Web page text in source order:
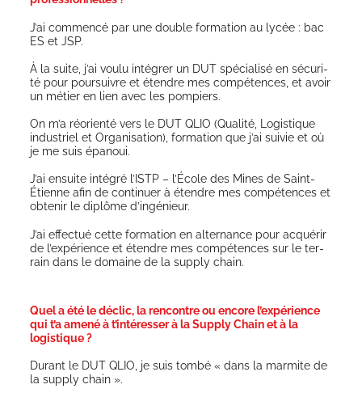
J’ai com­men­cé par une double for­ma­tion au lycée : bac
ES et JSP.
À la suite, j’ai vou­lu inté­grer un DUT spé­cia­li­sé en sécu­ri­
té pour pour­suivre et étendre mes com­pé­tences, et avoir
un métier en lien avec les pompiers.
On m’a réorien­té vers le DUT QLIO (Qua­li­té, Logis­tique
indus­triel et Orga­ni­sa­tion), for­ma­tion que j’ai sui­vie et où
je me suis épanoui.
J’ai ensuite inté­gré l’ISTP – l’É­cole des Mines de Saint-
Étienne afin de conti­nuer à étendre mes com­pé­tences et
obte­nir le diplôme d’ingénieur.
J’ai effec­tué cette for­ma­tion en alter­nance pour acqué­rir
de l’expérience et étendre mes com­pé­tences sur le ter­
rain dans le domaine de la sup­ply chain.
Quel a été le déclic, la rencontre ou encore l’expérience
qui t’a amené à t’intéresser à la Supply Chain et à la
logistique ?
Durant le DUT QLIO, je suis tom­bé « dans la mar­mite de
la sup­ply chain ».